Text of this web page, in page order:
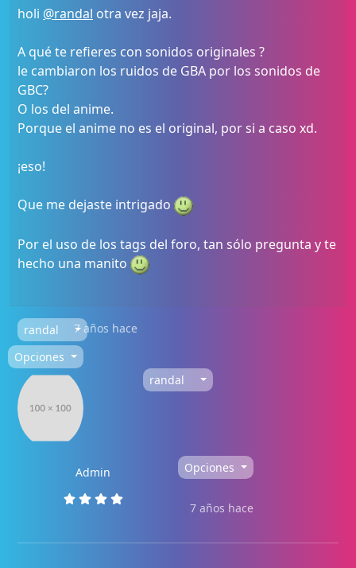
holi @randal otra vez jaja.
A qué te refieres con sonidos originales ?
le cambiaron los ruidos de GBA por los sonidos de
GBC?
O los del anime.
Porque el anime no es el original, por si a caso xd.
¡eso!
Que me dejaste intrigado
Por el uso de los tags del foro, tan sólo pregunta y te
hecho una manito
randal
7 años hace
Opciones
randal
Admin Opciones
7 años hace